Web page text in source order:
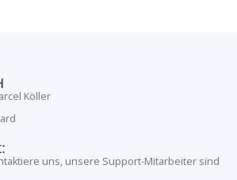
Köller
uns, unsere Support-Mitarbeiter sind